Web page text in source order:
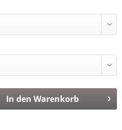
In den Warenkorb